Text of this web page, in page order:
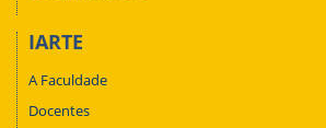
IARTE
A Faculdade
Docentes